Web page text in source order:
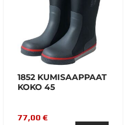
1852 KUMISAAPPAAT
KOKO 45
77,00 €